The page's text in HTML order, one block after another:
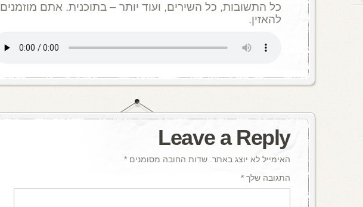
כל התשובות, כל השירים, ועוד יותר – בתוכנית. אתם מוזמנים
להאזין.
Leave a Reply
האימייל לא יוצג באתר. שדות החובה מסומנים *
התגובה שלך *